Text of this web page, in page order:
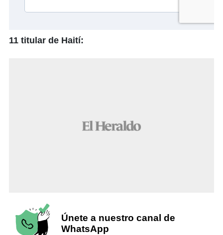
11 titular de Haití:
Únete a nuestro canal de
WhatsApp